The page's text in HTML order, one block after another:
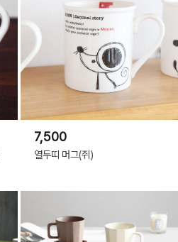
7,500
열두띠 머그(쥐)